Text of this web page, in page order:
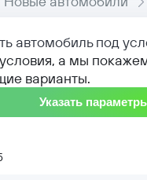
автомобиль под
а мы
варианты.
Указать